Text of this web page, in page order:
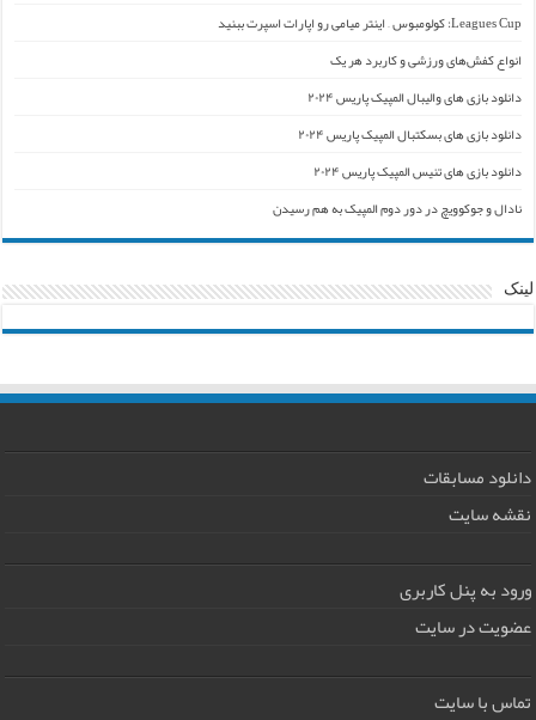
Leagues Cup: کولومبوس – اینتر میامی رو اپارات اسپرت ببنید
انواع کفش‌های ورزشی و کاربرد هر یک
دانلود بازی های والیبال المپیک پاریس ۲۰۲۴
دانلود بازی های بسکتبال المپیک پاریس ۲۰۲۴
دانلود بازی های تنیس المپیک پاریس ۲۰۲۴
نادال و جوکوویچ در دور دوم المپیک به هم رسیدن
لینک
دانلود مسابقات
نقشه سایت
ورود به پنل کاربری
عضویت در سایت
تماس با سایت